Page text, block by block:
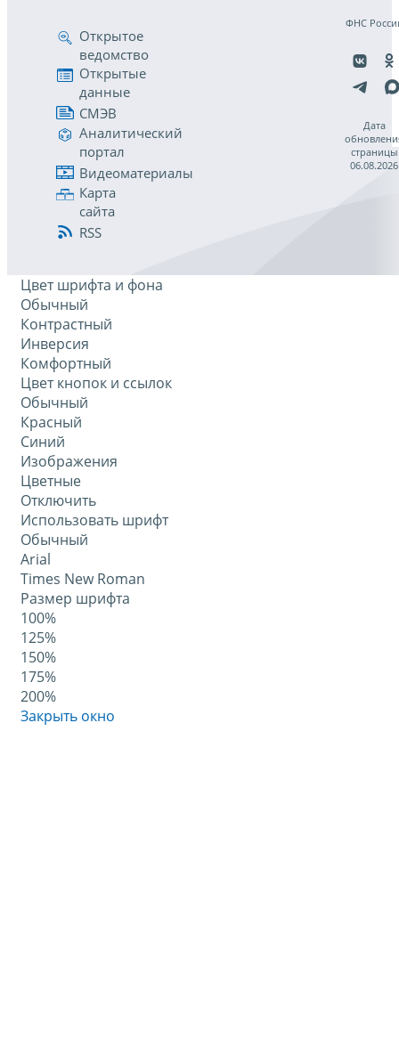
Открытое
ведомство
Открытые
данные
СМЭВ
Аналитический
портал
Видеоматериалы
Карта
сайта
RSS
ФНС
Дата
страницы
06.08.2026
Цвет шрифта и фона
Обычный
Контрастный
Инверсия
Комфортный
Цвет кнопок и ссылок
Обычный
Красный
Синий
Изображения
Цветные
Отключить
Использовать шрифт
Обычный
Arial
Times New Roman
Размер шрифта
100%
125%
150%
175%
200%
Закрыть окно